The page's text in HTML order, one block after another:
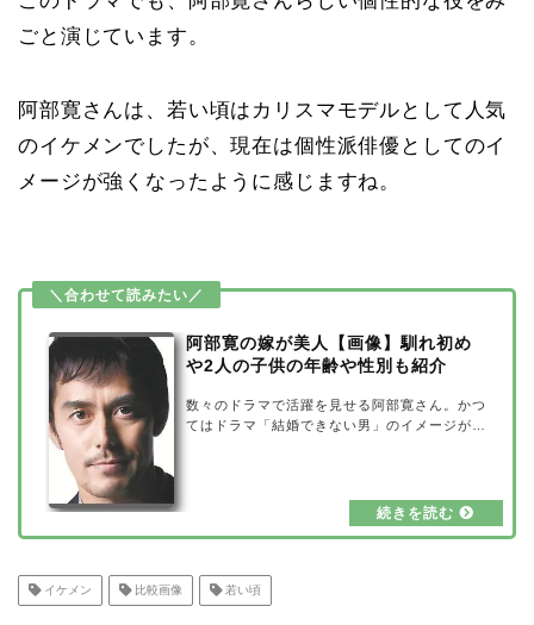
ごと演じています。
阿部寛さんは、若い頃はカリスマモデルとして人気
のイケメンでしたが、現在は個性派俳優としてのイ
メージが強くなったように感じますね。
阿部寛の嫁が美人【画像】馴れ初め
や2人の子供の年齢や性別も紹介
数々のドラマで活躍を見せる阿部寛さん。かつ
てはドラマ「結婚できない男」のイメージが強
が美人なのか、さらに馴れ初めや2人の子供の
年齢や性別も紹介していきたいと思います。阿
ていきましょう。阿部寛さんの嫁は15歳年下
で、結婚当時は28歳でした。身長は169cmの
イケメン 比較画像 若い頃